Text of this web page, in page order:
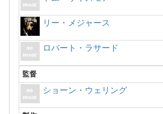
リー・メジャース
ロバート・ラサード
監督
ショーン・ウェリング